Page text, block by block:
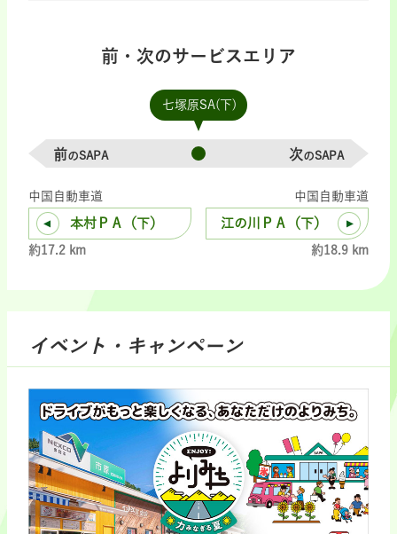
前・次のサービスエリア
七塚原SA(下)
前のSAPA 次のSAPA
中国自動車道
本村ＰＡ（下）
約17.2 km
中国自動車道
江の川ＰＡ（下）
約18.9 km
イベント・キャンペーン